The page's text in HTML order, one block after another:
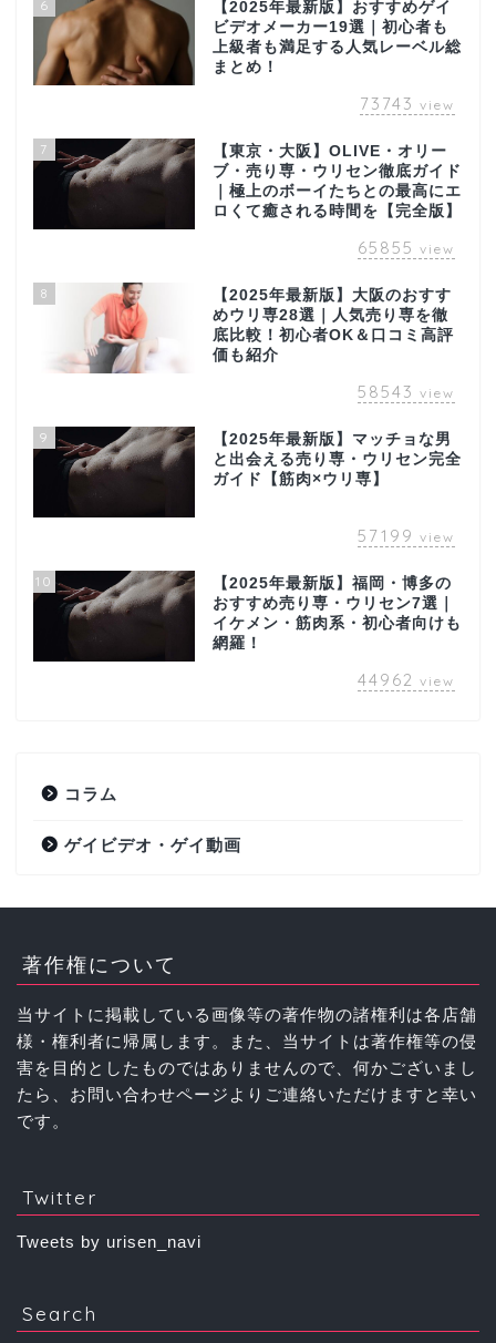
6
【2025年最新版】おすすめゲイ
ビデオメーカー19選｜初心者も
上級者も満足する人気レーベル総
まとめ！
73743 view
7
【東京・大阪】OLIVE・オリー
ブ・売り専・ウリセン徹底ガイド
｜極上のボーイたちとの最高にエ
ロくて癒される時間を【完全版】
65855 view
8
【2025年最新版】大阪のおすす
めウリ専28選｜人気売り専を徹
底比較！初心者OK＆口コミ高評
価も紹介
58543 view
9
【2025年最新版】マッチョな男
と出会える売り専・ウリセン完全
ガイド【筋肉×ウリ専】
57199 view
10
【2025年最新版】福岡・博多の
おすすめ売り専・ウリセン7選｜
イケメン・筋肉系・初心者向けも
網羅！
44962 view
コラム
ゲイビデオ・ゲイ動画
著作権について
当サイトに掲載している画像等の著作物の諸権利は各店舗
様・権利者に帰属します。また、当サイトは著作権等の侵
害を目的としたものではありませんので、何かございまし
たら、お問い合わせページよりご連絡いただけますと幸い
です。
Twitter
Tweets by urisen_navi
Search